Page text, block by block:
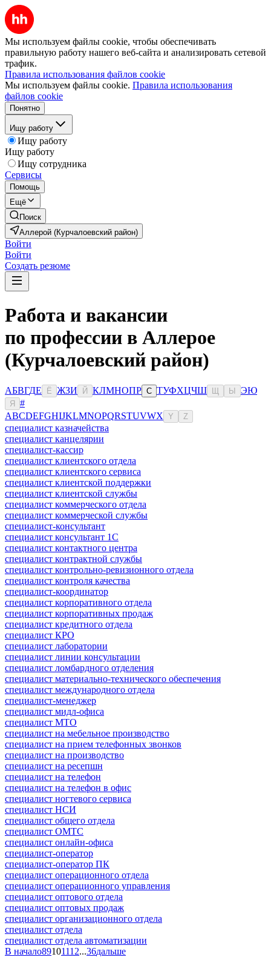
Мы используем файлы cookie, чтобы обеспечивать
правильную работу нашего веб-сайта и анализировать сетевой
трафик.
Правила использования файлов cookie
Мы используем файлы cookie. Правила использования
файлов cookie
Понятно
Ищу работу
Ищу работу
Ищу работу
Ищу сотрудника
Сервисы
Помощь
Ещё
Поиск
Аллерой (Курчалоевский район)
Войти
Войти
Создать резюме
Работа и вакансии
по профессии в Аллерое
(Курчалоевский район)
АБВГДЕ Ё ЖЗИ Й КЛМНОПР С ТУФХЦЧШ Ы ЭЮ
Я
#
ABCDEFGHIJKLMNOPQRSTUVWX Y Z
специалист казначейства
специалист канцелярии
специалист-кассир
специалист клиентского отдела
специалист клиентского сервиса
специалист клиентской поддержки
специалист клиентской службы
специалист коммерческого отдела
специалист коммерческой службы
специалист-консультант
специалист консультант 1С
специалист контактного центра
специалист контрактной службы
специалист контрольно-ревизионного отдела
специалист контроля качества
специалист-координатор
специалист корпоративного отдела
специалист корпоративных продаж
специалист кредитного отдела
специалист КРО
специалист лаборатории
специалист линии консультации
специалист ломбардного отделения
специалист материально-технического обеспечения
специалист международного отдела
специалист-менеджер
специалист мидл-офиса
специалист МТО
специалист на мебельное производство
специалист на прием телефонных звонков
специалист на производство
специалист на ресепшн
специалист на телефон
специалист на телефон в офис
специалист ногтевого сервиса
специалист НСИ
специалист общего отдела
специалист ОМТС
специалист онлайн-офиса
специалист-оператор
специалист-оператор ПК
специалист операционного отдела
специалист операционного управления
специалист оптового отдела
специалист оптовых продаж
специалист организационного отдела
специалист отдела
специалист отдела автоматизации
В начало89101112...36дальше